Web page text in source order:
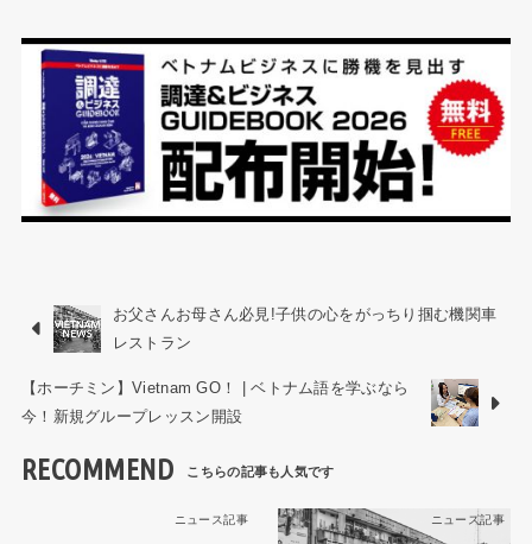
お父さんお母さん必見!子供の心をがっちり掴む機関車
レストラン
【ホーチミン】Vietnam GO！ | ベトナム語を学ぶなら
今！新規グループレッスン開設
RECOMMEND
ニュース記事 ニュース記事